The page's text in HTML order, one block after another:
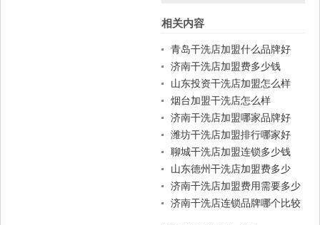
篇
相关内容
青岛干洗店加盟什么品牌好
济南干洗店加盟费多少钱
山东投资干洗店加盟怎么样
烟台加盟干洗店怎么样
济南干洗店加盟哪家品牌好
潍坊干洗店加盟排行哪家好
聊城干洗店加盟连锁多少钱
山东德州干洗店加盟费多少
济南干洗店加盟费用需要多少
济南干洗店连锁品牌哪个比较